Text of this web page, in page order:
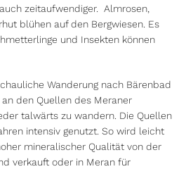
zeitaufwendiger. Almrosen,
blühen auf den Bergwiesen. Es
und Insekten können
Wanderung nach Bärenbad
den Quellen des Meraner
talwärts zu wandern. Die Quellen
intensiv genutzt. So wird leicht
mineralischer Qualität von der
verkauft oder in Meran für